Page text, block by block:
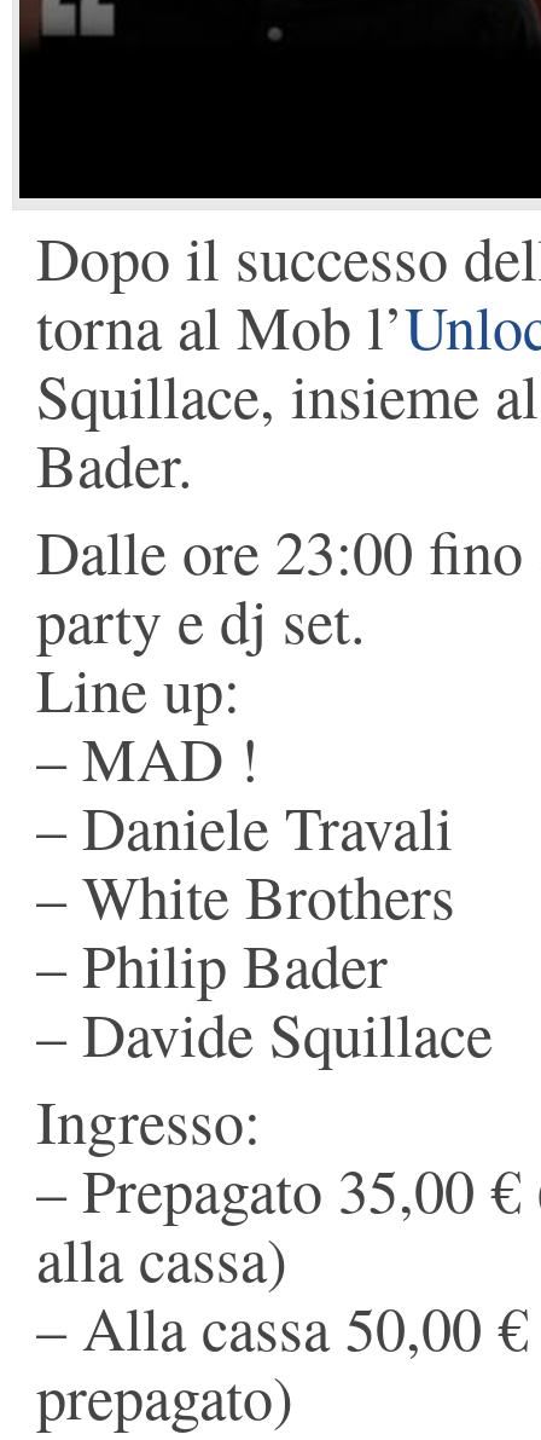
Dopo il successo
torna al Mob l’
Squillace, insieme
Bader.
Dalle ore 23:00
party e dj set.
Line up:
– MAD !
– Daniele Travali
– White Brothers
– Philip Bader
– Davide Squillace
Ingresso:
– Prepagato 35,00
alla cassa)
– Alla cassa 50,00
prepagato)